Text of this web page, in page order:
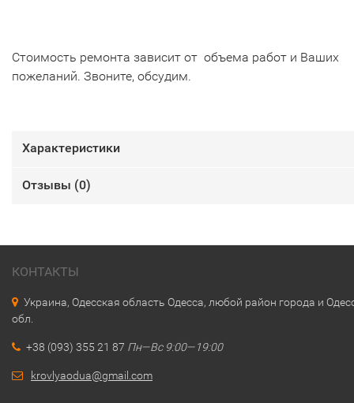
Стоимость ремонта зависит от объема работ и Ваших
пожеланий. Звоните, обсудим.
Характеристики
Отзывы (0)
КОНТАКТЫ
Украина, Одесская область Одесса, любой район города и
обл.
+38 (093) 355 21 87 Пн—Вс 9:00—19:00
krovlyaodua@gmail.com